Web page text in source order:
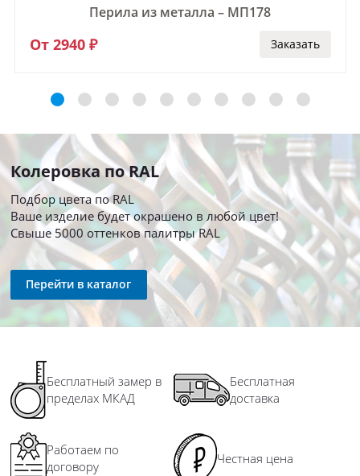
Перила из металла – МП178
От 2940 ₽ Заказать
Колеровка по RAL
Подбор цвета по RAL
Ваше изделие будет окрашено в любой цвет!
Свыше 5000 оттенков палитры RAL
Перейти в каталог
Бесплатный замер в
пределах МКАД
Бесплатная
доставка
Работаем по
договору
Честная цена